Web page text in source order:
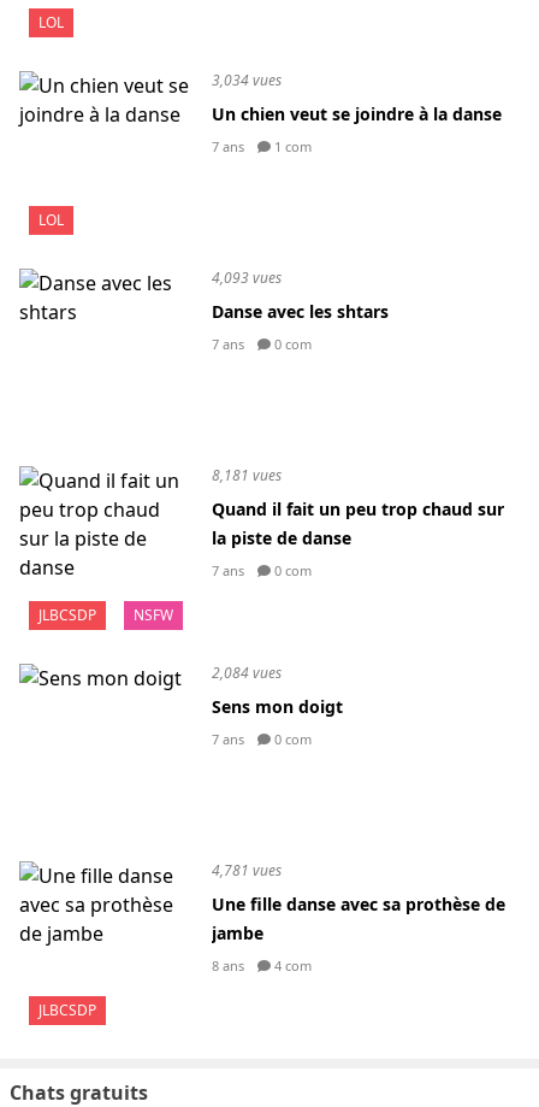
LOL
LOL
3,034 vues
Un chien veut se joindre à la danse
7 ans 1 com
4,093 vues
Danse avec les shtars
7 ans 0 com
JLBCSDP NSFW
8,181 vues
Quand il fait un peu trop chaud sur
la piste de danse
7 ans 0 com
2,084 vues
Sens mon doigt
7 ans 0 com
JLBCSDP
4,781 vues
Une fille danse avec sa prothèse de
jambe
8 ans 4 com
Chats gratuits